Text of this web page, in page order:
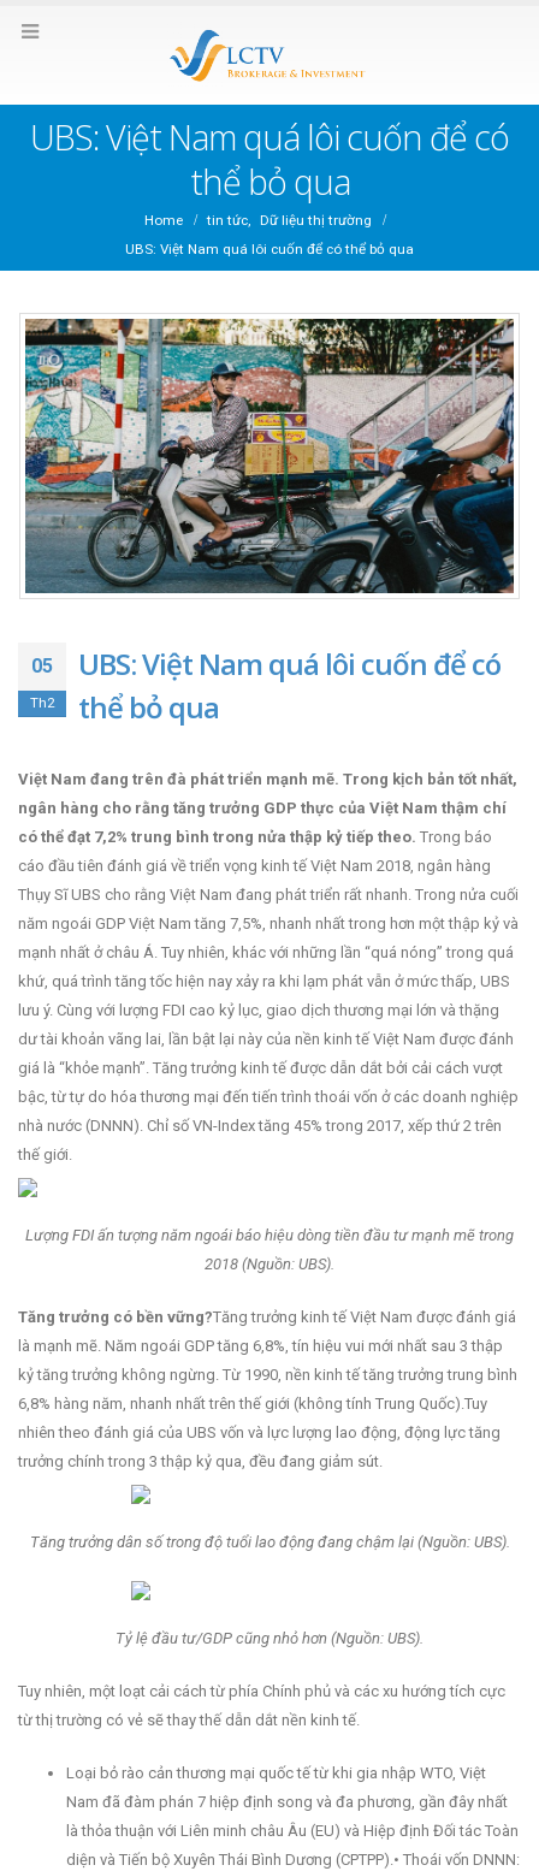
UBS: Việt Nam quá lôi cuốn để có
thể bỏ qua
Home tin tức,
Dữ liệu thị trường
UBS: Việt Nam quá lôi cuốn để có thể bỏ qua
05
Th2
UBS: Việt Nam quá lôi cuốn để có
thể bỏ qua
Việt Nam đang trên đà phát triển mạnh mẽ. Trong kịch bản tốt nhất,
ngân hàng cho rằng tăng trưởng GDP thực của Việt Nam thậm chí
có thể đạt 7,2% trung bình trong nửa thập kỷ tiếp theo. Trong báo
cáo đầu tiên đánh giá về triển vọng kinh tế Việt Nam 2018, ngân hàng
Thụy Sĩ UBS cho rằng Việt Nam đang phát triển rất nhanh. Trong nửa cuối
năm ngoái GDP Việt Nam tăng 7,5%, nhanh nhất trong hơn một thập kỷ và
mạnh nhất ở châu Á. Tuy nhiên, khác với những lần “quá nóng” trong quá
khứ, quá trình tăng tốc hiện nay xảy ra khi lạm phát vẫn ở mức thấp, UBS
lưu ý. Cùng với lượng FDI cao kỷ lục, giao dịch thương mại lớn và thặng
dư tài khoản vãng lai, lần bật lại này của nền kinh tế Việt Nam được đánh
giá là “khỏe mạnh”. Tăng trưởng kinh tế được dẫn dắt bởi cải cách vượt
bậc, từ tự do hóa thương mại đến tiến trình thoái vốn ở các doanh nghiệp
nhà nước (DNNN). Chỉ số VN-Index tăng 45% trong 2017, xếp thứ 2 trên
thế giới.
Lượng FDI ấn tượng năm ngoái báo hiệu dòng tiền đầu tư mạnh mẽ trong
2018 (Nguồn: UBS).
Tăng trưởng có bền vững?Tăng trưởng kinh tế Việt Nam được đánh giá
là mạnh mẽ. Năm ngoái GDP tăng 6,8%, tín hiệu vui mới nhất sau 3 thập
kỷ tăng trưởng không ngừng. Từ 1990, nền kinh tế tăng trưởng trung bình
6,8% hàng năm, nhanh nhất trên thế giới (không tính Trung Quốc).Tuy
nhiên theo đánh giá của UBS vốn và lực lượng lao động, động lực tăng
trưởng chính trong 3 thập kỷ qua, đều đang giảm sút.
Tăng trưởng dân số trong độ tuổi lao động đang chậm lại (Nguồn: UBS).
Tỷ lệ đầu tư/GDP cũng nhỏ hơn (Nguồn: UBS).
Tuy nhiên, một loạt cải cách từ phía Chính phủ và các xu hướng tích cực
từ thị trường có vẻ sẽ thay thế dẫn dắt nền kinh tế.
Loại bỏ rào cản thương mại quốc tế từ khi gia nhập WTO, Việt
Nam đã đàm phán 7 hiệp định song và đa phương, gần đây nhất
là thỏa thuận với Liên minh châu Âu (EU) và Hiệp định Đối tác Toàn
diện và Tiến bộ Xuyên Thái Bình Dương (CPTPP).• Thoái vốn DNNN: